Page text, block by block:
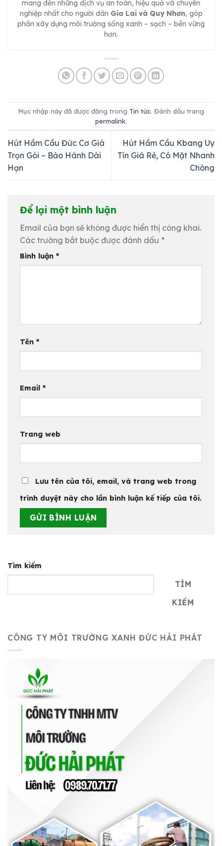
mang đến những dịch vụ an toàn, hiệu quả và chuyên
nghiệp nhất cho người dân Gia Lai và Quy Nhơn, góp
phần xây dựng môi trường sống xanh – sạch – bền vững
hơn.
Mục nhập này đã được đăng trong Tin tức. Đánh dấu trang
permalink.
Hút Hầm Cầu Đức Cơ Giá
Trọn Gói – Bảo Hành Dài
Hạn
Hút Hầm Cầu Kbang Uy
Tín Giá Rẻ, Có Mặt Nhanh
Chóng
Để lại một bình luận
Email của bạn sẽ không được hiển thị công khai.
Các trường bắt buộc được đánh dấu *
Bình luận *
Tên *
Email *
Trang web
Lưu tên của tôi, email, và trang web trong
trình duyệt này cho lần bình luận kế tiếp của tôi.
Tìm kiếm
TÌM
KIẾM
CÔNG TY MÔI TRƯỜNG XANH ĐỨC HẢI PHÁT